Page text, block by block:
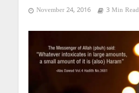
November 24, 2016 3 Min Read